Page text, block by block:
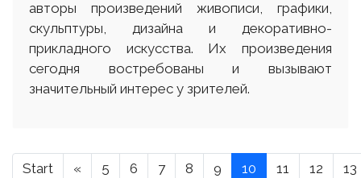
авторы произведений живописи, графики,
скульптуры, дизайна и декоративно-
прикладного искусства. Их произведения
сегодня востребованы и вызывают
значительный интерес у зрителей.
Start « 5 6 7 8 9 10 11 12 13